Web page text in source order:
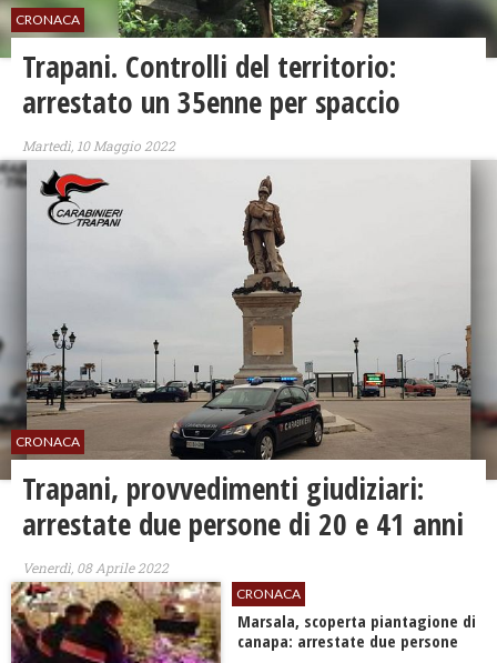
CRONACA
Trapani. Controlli del territorio:
arrestato un 35enne per spaccio
Martedì, 10 Maggio 2022
CRONACA
Trapani, provvedimenti giudiziari:
arrestate due persone di 20 e 41 anni
Venerdì, 08 Aprile 2022
CRONACA
Marsala, scoperta piantagione di
canapa: arrestate due persone